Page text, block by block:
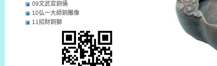
09文武官銅俑
10弘一大師銅雕像
11招財銅獅